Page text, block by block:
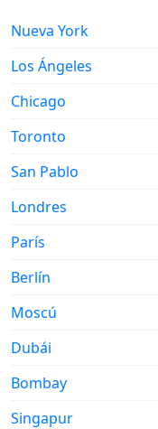
Nueva York
Los Ángeles
Chicago
Toronto
San Pablo
Londres
París
Berlín
Moscú
Dubái
Bombay
Singapur